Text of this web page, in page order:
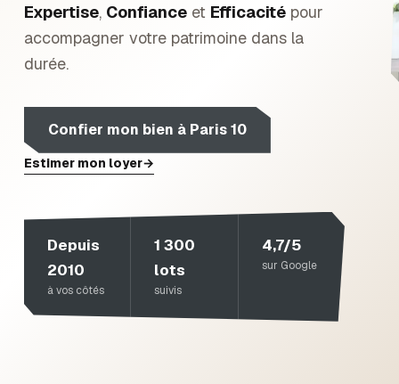
Expertise, Confianceet Efficacitépour
accompagner votre patrimoine dans la
durée.
Confier mon bien à Paris 10
Estimer mon loyer→
Depuis
2010
à vos côtés
1 300
lots
suivis
4,7/5
sur Google